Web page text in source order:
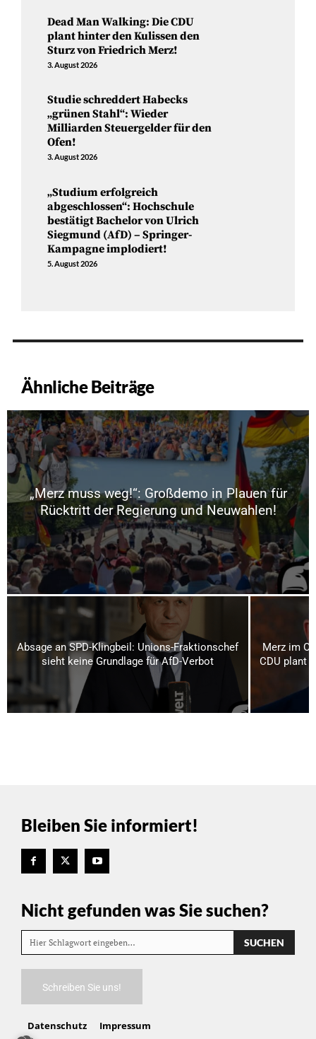
Dead Man Walking: Die CDU
plant hinter den Kulissen den
Sturz von Friedrich Merz!
3. August 2026
Studie schreddert Habecks
„grünen Stahl“: Wieder
Milliarden Steuergelder für den
Ofen!
3. August 2026
„Studium erfolgreich
abgeschlossen“: Hochschule
bestätigt Bachelor von Ulrich
Siegmund (AfD) – Springer-
Kampagne implodiert!
5. August 2026
Ähnliche Beiträge
„Merz muss weg!“: Großdemo in Plauen für
Rücktritt der Regierung und Neuwahlen!
Absage an SPD-Klingbeil: Unions-Fraktionschef
sieht keine Grundlage für AfD-Verbot
Merz im
CDU plant
Bleiben Sie informiert!
Nicht gefunden was Sie suchen?
Hier Schlagwort eingeben… SUCHEN
Schreiben Sie uns!
Datenschutz Impressum